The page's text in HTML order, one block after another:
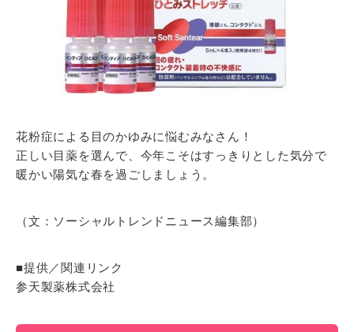
花粉症による目のかゆみに悩むみなさん！
正しい目薬を選んで、今年こそはすっきりとした気分で
暖かい陽気な春を過ごしましょう。
（文：ソーシャルトレンドニュース編集部）
■提供／関連リンク
参天製薬株式会社